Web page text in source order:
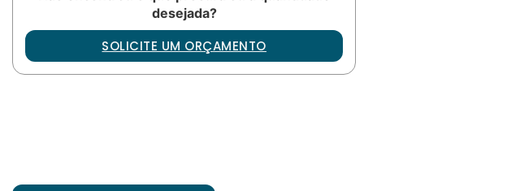
desejada?
SOLICITE UM ORÇAMENTO